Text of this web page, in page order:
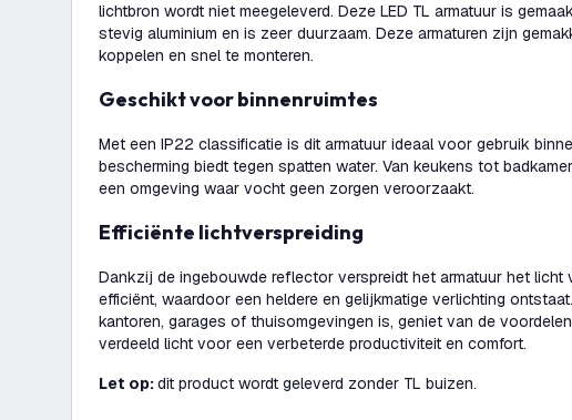
lichtbron wordt niet meegeleverd. Deze LED TL armatuur is
stevig aluminium en is zeer duurzaam. Deze armaturen zijn
koppelen en snel te monteren.
Geschikt voor binnenruimtes
Met een IP22 classificatie is dit armatuur ideaal voor gebruik
bescherming biedt tegen spatten water. Van keukens tot
een omgeving waar vocht geen zorgen veroorzaakt.
Efficiënte lichtverspreiding
Dankzij de ingebouwde reflector verspreidt het armatuur het licht
efficiënt, waardoor een heldere en gelijkmatige verlichting
kantoren, garages of thuisomgevingen is, geniet van de
verdeeld licht voor een verbeterde productiviteit en comfort.
Let op:dit product wordt geleverd zonder TL buizen.